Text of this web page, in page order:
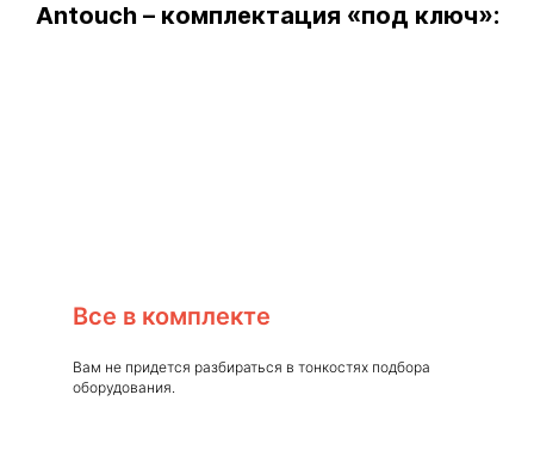
Antouch – комплектация «под ключ»:
Все в комплекте
Вам не придется разбираться в тонкостях подбора
оборудования.